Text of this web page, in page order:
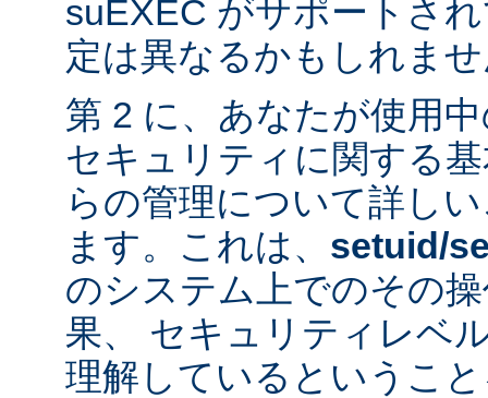
suEXEC がサポートさ
定は異なるかもしれま
第 2 に、あなたが使用
セキュリティに関する
らの管理について詳し
ます。これは、 setuid/
のシステム上でのその
果、 セキュリティレベ
理解しているというこ